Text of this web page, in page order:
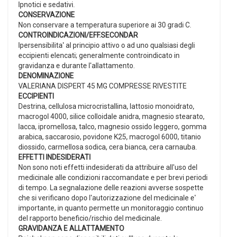
Ipnotici e sedativi.
CONSERVAZIONE
Non conservare a temperatura superiore ai 30 gradi C.
CONTROINDICAZIONI/EFF.SECONDAR
Ipersensibilita' al principio attivo o ad uno qualsiasi degli
eccipienti elencati; generalmente controindicato in
gravidanza e durante l'allattamento.
DENOMINAZIONE
VALERIANA DISPERT 45 MG COMPRESSE RIVESTITE
ECCIPIENTI
Destrina, cellulosa microcristallina, lattosio monoidrato,
macrogol 4000, silice colloidale anidra, magnesio stearato,
lacca, ipromellosa, talco, magnesio ossido leggero, gomma
arabica, saccarosio, povidone K25, macrogol 6000, titanio
diossido, carmellosa sodica, cera bianca, cera carnauba.
EFFETTI INDESIDERATI
Non sono noti effetti indesiderati da attribuire all'uso del
medicinale alle condizioni raccomandate e per brevi periodi
di tempo. La segnalazione delle reazioni avverse sospette
che si verificano dopo l'autorizzazione del medicinale e'
importante, in quanto permette un monitoraggio continuo
del rapporto beneficio/rischio del medicinale.
GRAVIDANZA E ALLATTAMENTO